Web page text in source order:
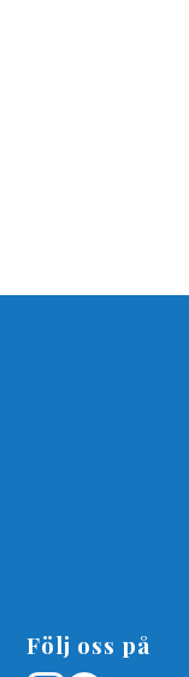
Följ oss på